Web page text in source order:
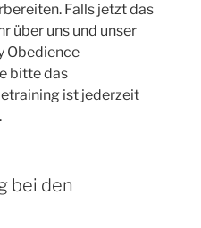
Falls jetzt das
über uns und unser
Obedience
bitte das
ist jederzeit
bei den